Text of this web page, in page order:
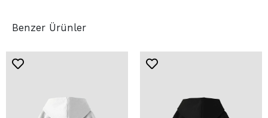
Benzer Ürünler